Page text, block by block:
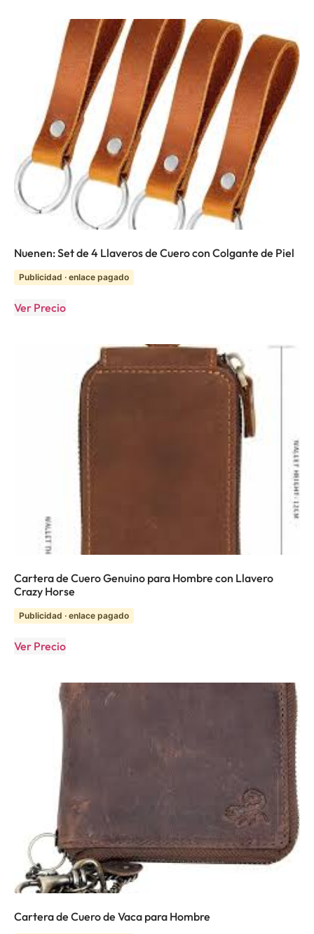
Nuenen: Set de 4 Llaveros de Cuero con Colgante de Piel
Publicidad · enlace pagado
Ver Precio
Cartera de Cuero Genuino para Hombre con Llavero
Crazy Horse
Publicidad · enlace pagado
Ver Precio
Cartera de Cuero de Vaca para Hombre